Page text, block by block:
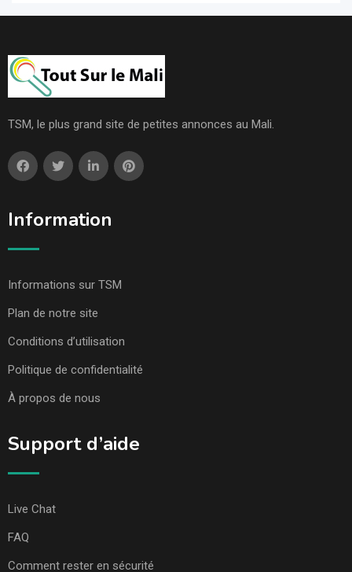
TSM, le plus grand site de petites annonces au Mali.
Information
Informations sur TSM
Plan de notre site
Conditions d’utilisation
Politique de confidentialité
À propos de nous
Support d’aide
Live Chat
FAQ
Comment rester en sécurité